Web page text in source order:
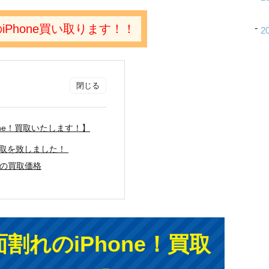
買い取ります！！
買取いたします！】
を致しました！
買取価格
割れのiPhone！買取